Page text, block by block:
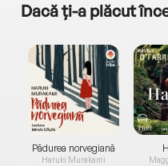
Dacă ți-a plăcut
Pădurea norvegiană
Haruki Murakami